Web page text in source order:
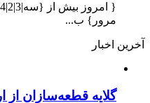
مرور} ب...
آخرین اخبار
گلایه قطعه‌سازان از